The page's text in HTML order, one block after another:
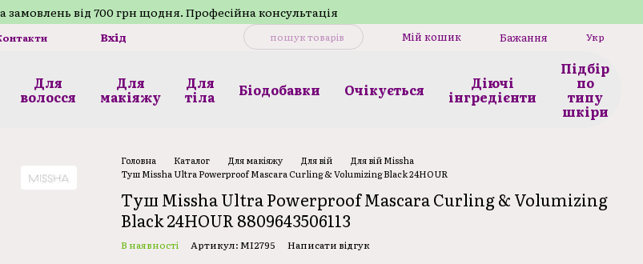
замовлень від 700 грн щодня. Професійна консультація
Вхід Мій кошик Бажання Укр
Для
волосся
Для
макіяжу
Для
тілa Біодобавки Очікується Діючі
інгредієнти
Підбір
по
типу
шкіри
Головна Каталог Для макіяжу Для вій
Для вій Missha
Туш Missha Ultra Powerproof Mascara Curling & Volumizing Black 24HOUR
Туш Missha Ultra Powerproof Mascara Curling & Volumizing
Black 24HOUR 8809643506113
В наявності Артикул: MI2795 Написати відгук